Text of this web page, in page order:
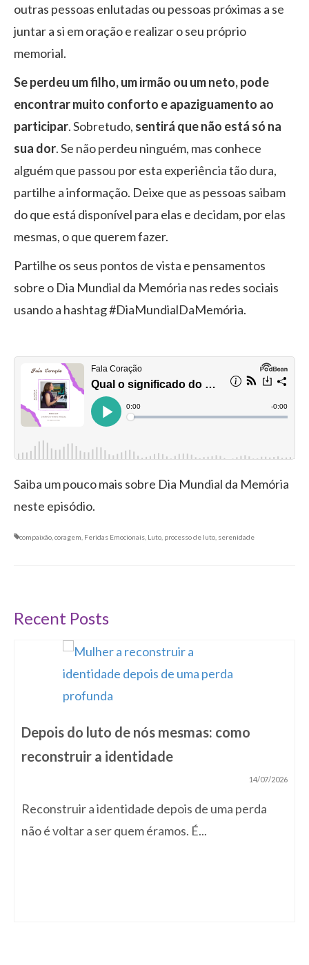
outras pessoas enlutadas ou pessoas próximas a se
juntar a si em oração e realizar o seu próprio
memorial.
Se perdeu um filho, um irmão ou um neto, pode
encontrar muito conforto e apaziguamento ao
participar. Sobretudo, sentirá que não está só na
sua dor. Se não perdeu ninguém, mas conhece
alguém que passou por esta experiência tão dura,
partilhe a informação. Deixe que as pessoas saibam
do que está disponível para elas e decidam, por elas
mesmas, o que querem fazer.
Partilhe os seus pontos de vista e pensamentos
sobre o Dia Mundial da Memória nas redes sociais
usando a hashtag #DiaMundialDaMemória.
Saiba um pouco mais sobre Dia Mundial da Memória
neste episódio.
compaixão coragem Feridas Emocionais Luto processo de luto serenidade
Recent Posts
Depois do luto de nós mesmas: como
reconstruir a identidade
14/07/2026
Reconstruir a identidade depois de uma perda
não é voltar a ser quem éramos. É...